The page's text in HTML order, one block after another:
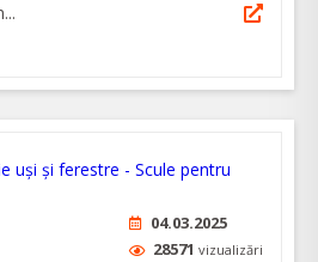
04.03.2025
28571 vizualizări